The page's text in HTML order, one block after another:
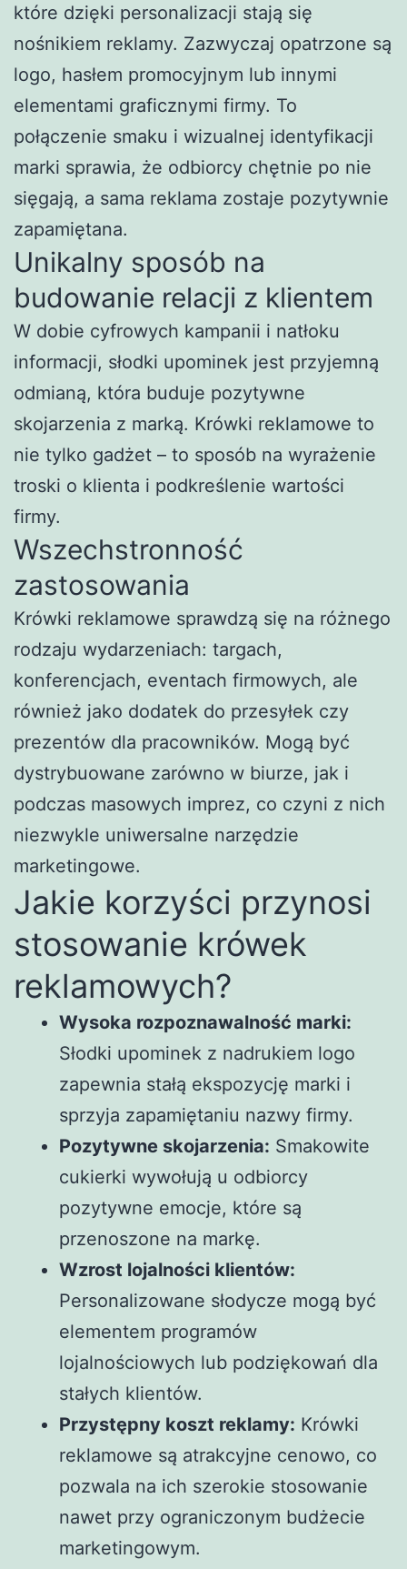
które dzięki personalizacji stają się
nośnikiem reklamy. Zazwyczaj opatrzone są
logo, hasłem promocyjnym lub innymi
elementami graficznymi firmy. To
połączenie smaku i wizualnej identyfikacji
marki sprawia, że odbiorcy chętnie po nie
sięgają, a sama reklama zostaje pozytywnie
zapamiętana.
Unikalny sposób na
budowanie relacji z klientem
W dobie cyfrowych kampanii i natłoku
informacji, słodki upominek jest przyjemną
odmianą, która buduje pozytywne
skojarzenia z marką. Krówki reklamowe to
nie tylko gadżet – to sposób na wyrażenie
troski o klienta i podkreślenie wartości
firmy.
Wszechstronność
zastosowania
Krówki reklamowe sprawdzą się na różnego
rodzaju wydarzeniach: targach,
konferencjach, eventach firmowych, ale
również jako dodatek do przesyłek czy
prezentów dla pracowników. Mogą być
dystrybuowane zarówno w biurze, jak i
podczas masowych imprez, co czyni z nich
niezwykle uniwersalne narzędzie
marketingowe.
Jakie korzyści przynosi
stosowanie krówek
reklamowych?
Wysoka rozpoznawalność marki:
Słodki upominek z nadrukiem logo
zapewnia stałą ekspozycję marki i
sprzyja zapamiętaniu nazwy firmy.
Pozytywne skojarzenia: Smakowite
cukierki wywołują u odbiorcy
pozytywne emocje, które są
przenoszone na markę.
Wzrost lojalności klientów:
Personalizowane słodycze mogą być
elementem programów
lojalnościowych lub podziękowań dla
stałych klientów.
Przystępny koszt reklamy: Krówki
reklamowe są atrakcyjne cenowo, co
pozwala na ich szerokie stosowanie
nawet przy ograniczonym budżecie
marketingowym.